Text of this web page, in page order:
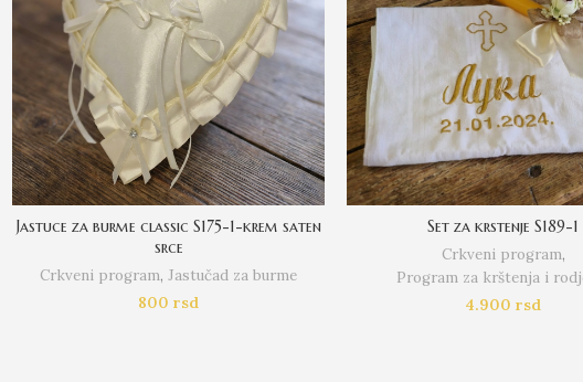
Jastuce za burme classic S175-1-krem saten
srce
Crkveni program, Jastučad za burme
800 rsd
Set za krstenje S189-1
Crkveni program,
Program za krštenja i
4.900 rsd